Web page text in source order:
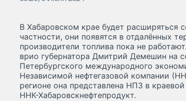
В Хабаровском крае будет расширяться
частности, они появятся в отдалённых
производители топлива пока не
врио губернатора Дмитрий Демешин на
Петербургского международного
Независимой нефтегазовой компании
регионе она представлена НПЗ в
ННК-Хабаровскнефтепродукт.